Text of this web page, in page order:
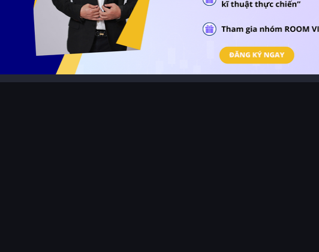
để nhận chuyển nhượng
đầu tư vào Nhựa Tin và
ty con YBT.
10/06/2026